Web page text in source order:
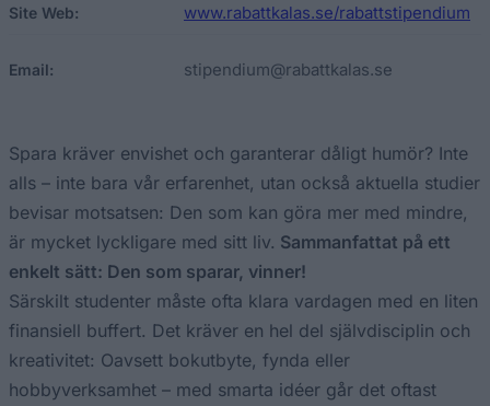
Site Web: www.rabattkalas.se/rabattstipendium
Email: stipendium@rabattkalas.se
Spara kräver envishet och garanterar dåligt humör? Inte
alls – inte bara vår erfarenhet, utan också aktuella studier
bevisar motsatsen: Den som kan göra mer med mindre,
är mycket lyckligare med sitt liv. Sammanfattat på ett
enkelt sätt: Den som sparar, vinner!
Särskilt studenter måste ofta klara vardagen med en liten
finansiell buffert. Det kräver en hel del självdisciplin och
kreativitet: Oavsett bokutbyte, fynda eller
hobbyverksamhet – med smarta idéer går det oftast